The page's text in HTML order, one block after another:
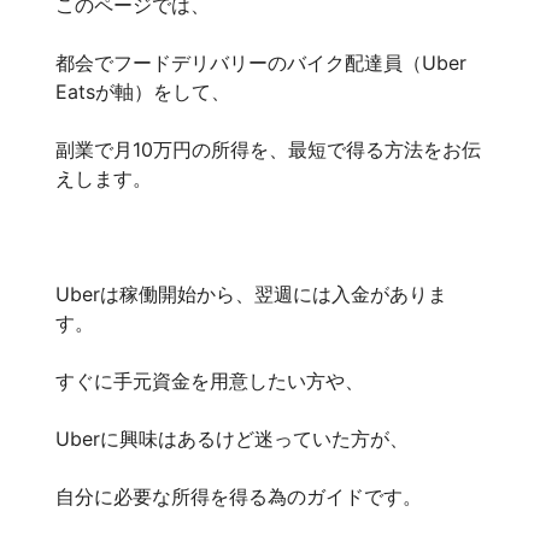
都会でフードデリバリーのバイク配達員（Uber
Eatsが軸）をして、
副業で月10万円の所得を、最短で得る方法をお伝
えします。
Uberは稼働開始から、翌週には入金がありま
す。
すぐに手元資金を用意したい方や、
Uberに興味はあるけど迷っていた方が、
自分に必要な所得を得る為のガイドです。